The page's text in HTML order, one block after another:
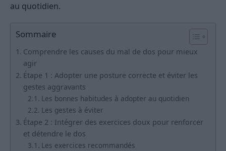
au quotidien.
Sommaire
Comprendre les causes du mal de dos pour mieux
agir
Étape 1 : Adopter une posture correcte et éviter les
gestes aggravants
Les bonnes habitudes à adopter au quotidien
Les gestes à éviter
Étape 2 : Intégrer des exercices doux pour renforcer
et détendre le dos
Les exercices recommandés